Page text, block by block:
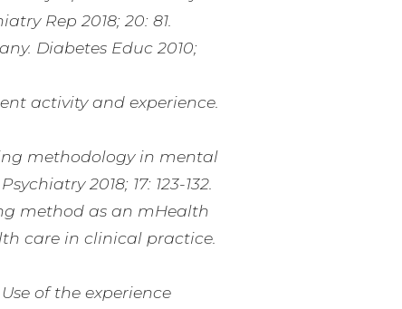
Rep 2018; 20: 81.
Diabetes Educ 2010;
activity and experience.
methodology in mental
2018; 17: 123-132.
method as an mHealth
care in clinical practice.
of the experience